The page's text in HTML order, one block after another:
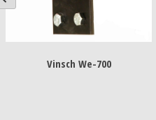
Vinsch We-700